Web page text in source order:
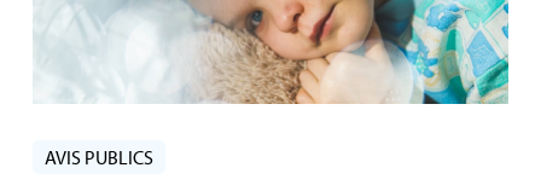
AVIS PUBLICS